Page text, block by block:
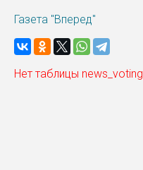
Газета "Вперед"
Нет таблицы news_voting